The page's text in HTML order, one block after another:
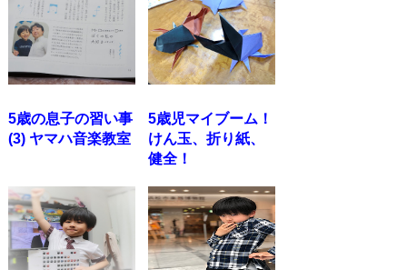
5歳の息子の習い事
(3) ヤマハ音楽教室
5歳児マイブーム！
けん玉、折り紙、
健全！